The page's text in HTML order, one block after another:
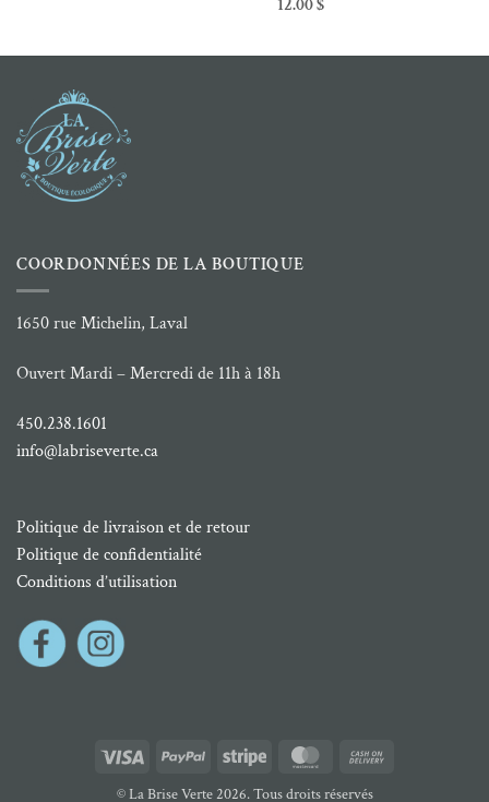
12.00$
COORDONNÉES DE LA BOUTIQUE
1650 rue Michelin, Laval
Ouvert Mardi – Mercredi de 11h à 18h
450.238.1601
info@labriseverte.ca
Politique de livraison et de retour
Politique de confidentialité
Conditions d’utilisation
Visa PayPal Stripe MasterCard
© La Brise Verte 2026. Tous droits réservés